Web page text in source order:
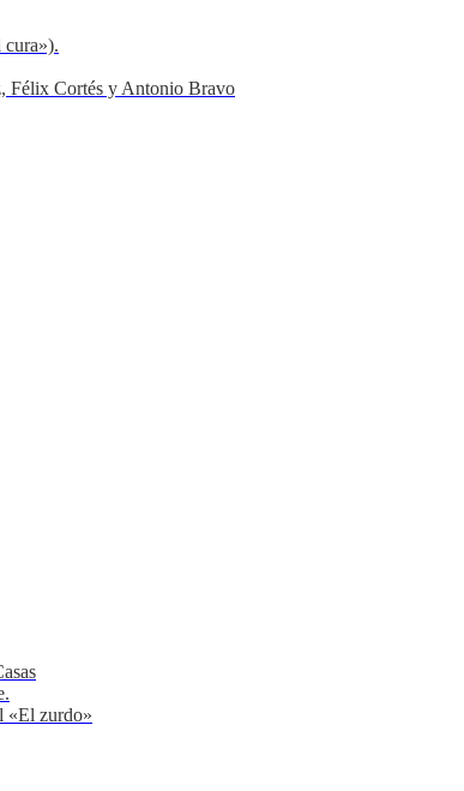
Félix Cortés y Antonio Bravo
«El zurdo»